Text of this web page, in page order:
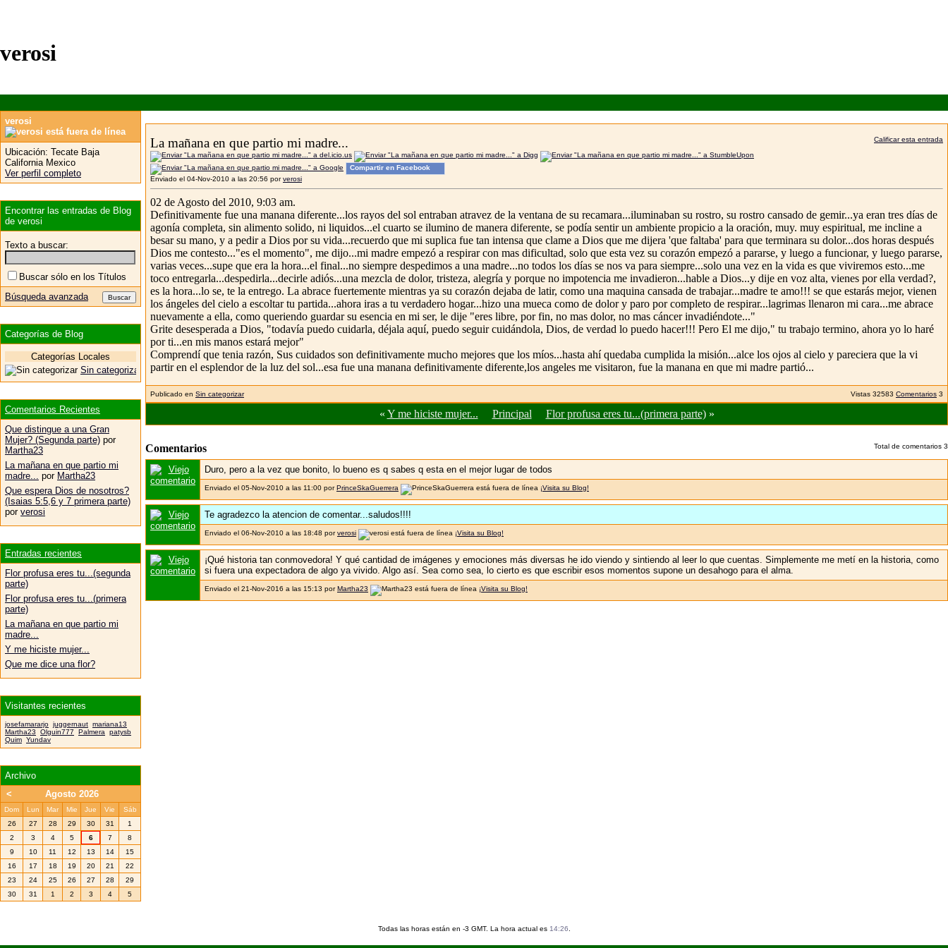
verosi
Calificar esta entrada
La mañana en que partio mi madre...
Compartir en Facebook
Enviado el 04-Nov-2010 a las 20:56 porverosi
02 de Agosto del 2010, 9:03 am.
Definitivamente fue una manana diferente...los rayos del sol entraban atravez de la ventana de su recamara...iluminaban su rostro, su rostro cansado de gemir...ya eran tres días de
agonía completa, sin alimento solido, ni liquidos...el cuarto se ilumino de manera diferente, se podía sentir un ambiente propicio a la oración, muy. muy espiritual, me incline a
besar su mano, y a pedir a Dios por su vida...recuerdo que mi suplica fue tan intensa que clame a Dios que me dijera 'que faltaba' para que terminara su dolor...dos horas después
Dios me contesto..."es el momento", me dijo...mi madre empezó a respirar con mas dificultad, solo que esta vez su corazón empezó a pararse, y luego a funcionar, y luego pararse,
varias veces...supe que era la hora...el final...no siempre despedimos a una madre...no todos los días se nos va para siempre...solo una vez en la vida es que viviremos esto...me
toco entregarla...despedirla...decirle adiós...una mezcla de dolor, tristeza, alegría y porque no impotencia me invadieron...hable a Dios...y dije en voz alta, vienes por ella verdad?,
es la hora...lo se, te la entrego. La abrace fuertemente mientras ya su corazón dejaba de latir, como una maquina cansada de trabajar...madre te amo!!! se que estarás mejor, vienen
los ángeles del cielo a escoltar tu partida...ahora iras a tu verdadero hogar...hizo una mueca como de dolor y paro por completo de respirar...lagrimas llenaron mi cara...me abrace
nuevamente a ella, como queriendo guardar su esencia en mi ser, le dije "eres libre, por fin, no mas dolor, no mas cáncer invadiéndote..."
Grite desesperada a Dios, "todavía puedo cuidarla, déjala aquí, puedo seguir cuidándola, Dios, de verdad lo puedo hacer!!! Pero El me dijo," tu trabajo termino, ahora yo lo haré
por ti...en mis manos estará mejor"
Comprendí que tenia razón, Sus cuidados son definitivamente mucho mejores que los míos...hasta ahí quedaba cumplida la misión...alce los ojos al cielo y pareciera que la vi
partir en el esplendor de la luz del sol...esa fue una manana definitivamente diferente,los angeles me visitaron, fue la manana en que mi madre partió...
Publicado en Sin categorizar Vistas 32583 Comentarios 3
« Y me hiciste mujer... Principal Flor profusa eres tu...(primera parte)»
Total de comentarios 3
Comentarios
Duro, pero a la vez que bonito, lo bueno es q sabes q esta en el mejor lugar de todos
Enviado el 05-Nov-2010 a las 11:00 porPrinceSkaGuerrera ¡Visita su Blog!
Te agradezco la atencion de comentar...saludos!!!!
Enviado el 06-Nov-2010 a las 18:48 porverosi ¡Visita su Blog!
¡Qué historia tan conmovedora! Y qué cantidad de imágenes y emociones más diversas he ido viendo y sintiendo al leer lo que cuentas. Simplemente me metí en la historia, como
si fuera una expectadora de algo ya vivido. Algo así. Sea como sea, lo cierto es que escribir esos momentos supone un desahogo para el alma.
Enviado el 21-Nov-2016 a las 15:13 porMartha23 ¡Visita su Blog!
verosi
Ubicación: Tecate Baja
California Mexico
Ver perfil completo
Encontrar las entradas de Blog
de verosi
Texto a buscar:
Buscar sólo en los Títulos
Búsqueda avanzada
Categorías de Blog
Categorías Locales
Sin categorizar
Comentarios Recientes
Que distingue a una Gran
Mujer? (Segunda parte) por
Martha23
La mañana en que partio mi
madre...
por Martha23
Que espera Dios de nosotros?
(Isaias 5:5,6 y 7 primera parte)
por verosi
Entradas recientes
Flor profusa eres tu...(segunda
parte)
Flor profusa eres tu...(primera
parte)
La mañana en que partio mi
madre...
Y me hiciste mujer...
Que me dice una flor?
Visitantes recientes
josefamararjo juggernaut mariana13
Martha23
Olguin777 Palmera
patysb
Quim Yundav
Archivo
<
Agosto 2026
Dom Lun Mar Mie Jue Vie
Sáb
26
27 28 29 30 31
1
2
3 4 5 6 7
8
9
10 11 12 13 14
15
16
17 18 19 20 21
22
23
24 25 26 27 28
29
30
31 1 2 3 4 5
Todas las horas están en -3 GMT. La hora actual es 14:26